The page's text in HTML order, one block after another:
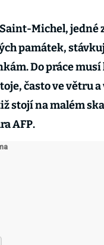
Michel, jedné
památek,
Do práce musí
často ve větru
stojí na malém
AFP.